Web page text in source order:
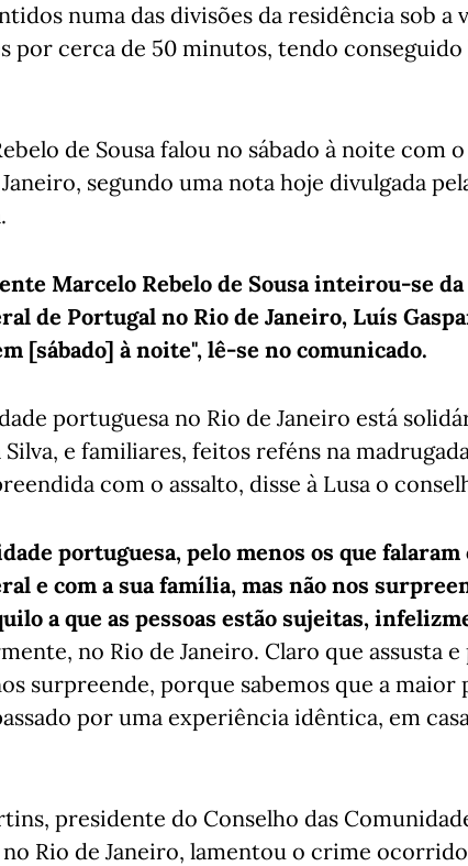
numa das divisões da residência sob a
por cerca de 50 minutos, tendo
de Sousa falou no sábado à noite com
segundo uma nota hoje divulgada
Marcelo Rebelo de Sousa inteirou-se
de Portugal no Rio de Janeiro, Luís
[sábado] à noite", lê-se no comunicado.
portuguesa no Rio de Janeiro está
Silva, e familiares, feitos reféns na
com o assalto, disse à Lusa o
portuguesa, pelo menos os que
e com a sua família, mas não nos
a que as pessoas estão sujeitas,
no Rio de Janeiro. Claro que assusta
surpreende, porque sabemos que a
por uma experiência idêntica, em
presidente do Conselho das
Rio de Janeiro, lamentou o crime